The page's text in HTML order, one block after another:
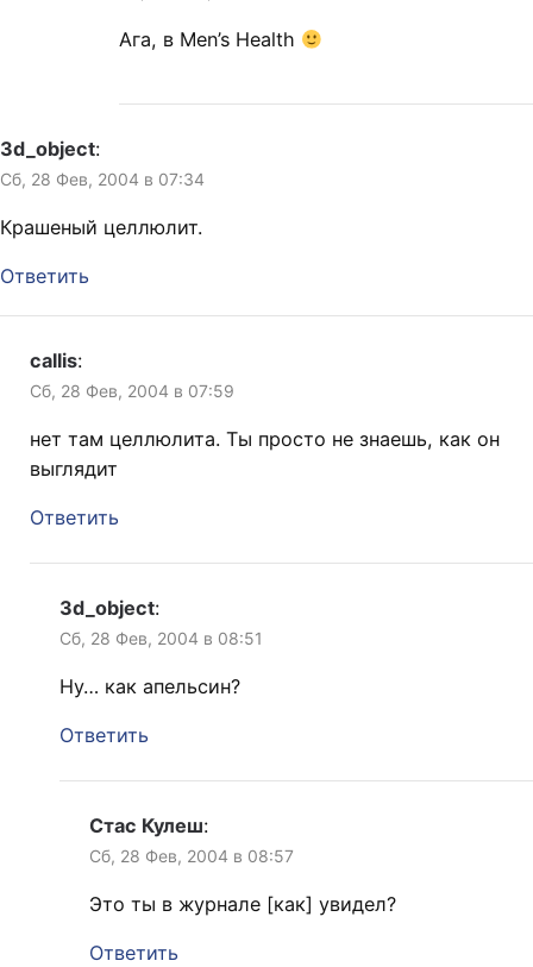
Ага, в Men’s Health
3d_object:
Сб, 28 Фев, 2004 в 07:34
Крашеный целлюлит.
Ответить
callis:
Сб, 28 Фев, 2004 в 07:59
нет там целлюлита. Ты просто не знаешь, как он
выглядит
Ответить
3d_object:
Сб, 28 Фев, 2004 в 08:51
Ну… как апельсин?
Ответить
Стас Кулеш:
Сб, 28 Фев, 2004 в 08:57
Это ты в журнале [как] увидел?
Ответить